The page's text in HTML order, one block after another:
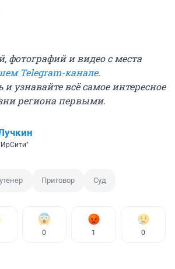
фотографий и видео с места
Telegram-канале.
узнавайте всё самое интересное
региона первыми.
Приговор Суд
0 1 0